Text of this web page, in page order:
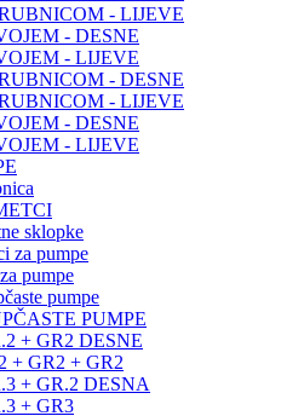
- LIJEVE
- DESNE
- LIJEVE
- DESNE
- LIJEVE
- DESNE
- LIJEVE
sklopke
za pumpe
pumpe
pumpe
PUMPE
+ GR2 DESNE
+ GR2 + GR2
+ GR.2 DESNA
+ GR3